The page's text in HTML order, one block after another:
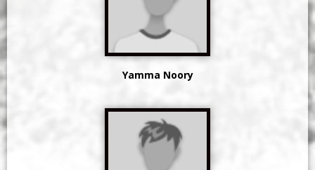
Yamma Noory